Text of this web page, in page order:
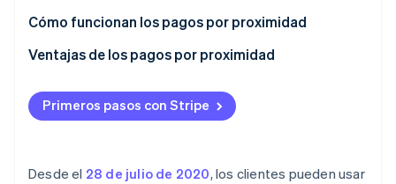
Cómo funcionan los pagos por proximidad
Ventajas de los pagos por proximidad
Primeros pasos con Stripe
Desde el 28 de julio de 2020, los clientes pueden usar